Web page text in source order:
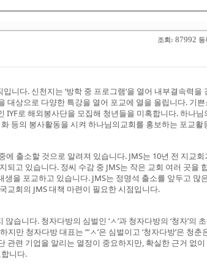
조회: 87992 등
니다. 신천지는 ‘방학 중 프로그램’을 열어 내부결속력을
대상으로 다양한 특강을 열어 포교에 열을 올립니다. 기
IYF로 해외봉사단을 모집해 청년들을 미혹합니다. 하나
등의 봉사활동을 시켜 하나님의교회를 홍보하는 포교활
에 출소할 것으로 알려져 있습니다. JMS는 10년 전 지교
되고 있습니다. 정씨 수감 중 JMS는 작은 교회 여러 곳을
을 포교하고 있습니다. JMS는 정명석 출소를 앞두고 많
교회의 JMS 대책 마련이 필요한 시점입니다.
니다. 청자다방의 심벌인 ‘ㅅ’과 청자다방의 ‘청자’의 초
지만 청자다방 대표는 “‘ㅅ’은 심벌이고 ‘청자다방’은 청
관련 기업을 알리는 열정이 중요하지만, 확실한 근거 없
니다.